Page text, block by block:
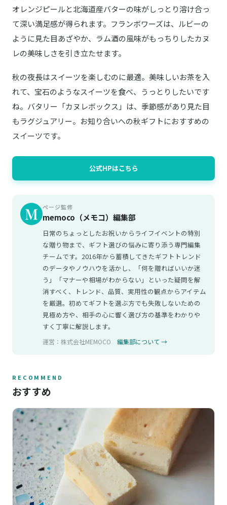
オレンジピールと北海道産バターの味がしっとり溶け合っ
て深い満足感が得られます。フランボワーズは、ルビーの
ように見た目あざやか、ラム酒の風味がもっちりしたカヌ
レの美味しさを引き立たせます。
秋の夜長はスイーツを楽しむのに最適。美味しいお茶を入
れて、宝石のようなスイーツを食べ、うっとりしたいです
ね。バタリー「カヌレボックス」は、季節感があり見た目
もラグジュアリー。お知り合いへの秋ギフトにおすすめの
スイーツです。
公式HPはこちら
ページ監修
memoco（メモコ）編集部
日常のちょっとしたお祝いからライフイベントの特別
な贈り物まで、ギフト選びの悩みに寄り添う専門編集
チームです。2016年から蓄積してきたギフトトレンド
のデータやノウハウを活かし、「何を贈ればいいか迷
う」「マナーや相場がわからない」といった疑問を解
消すべく、トレンド、品質、実用性の観点からアイテム
を厳選。初めてギフトを選ぶ方でも失敗しないための
見極め方や、相手の心に響く選び方の基準をわかりや
すく丁寧に解説します。
運営：株式会社MEMOCO 編集部について →
RECOMMEND
おすすめ